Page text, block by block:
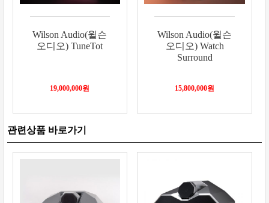
Wilson Audio(윌슨
오디오) TuneTot
19,000,000원
Wilson Audio(윌슨
오디오) Watch
Surround
15,800,000원